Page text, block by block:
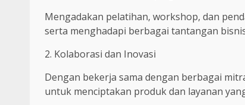
Mengadakan pelatihan, workshop, dan
serta menghadapi berbagai tantangan
2. Kolaborasi dan Inovasi
Dengan bekerja sama dengan berbagai
untuk menciptakan produk dan layanan